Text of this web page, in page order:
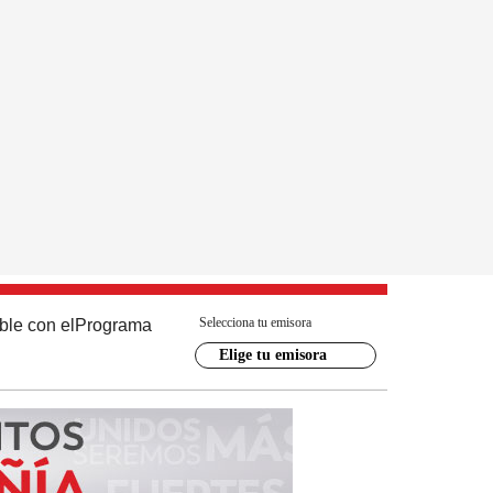
con el Programa Selecciona tu emisora
Elige tu emisora